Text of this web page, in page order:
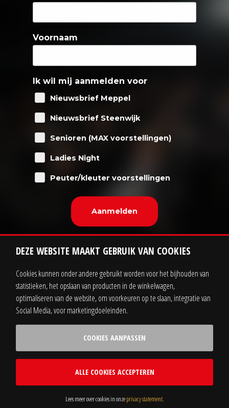
Voornaam
Ik wil mij aanmelden voor
Nieuwsbrief Meppel
Nieuwsbrief Steenwijk
Senioren (MAX voorstellingen)
Ladies Night
Peuter/kleuter voorstellingen
Contact Zakelijk
Voorwaarden
realisatie door Webba|cookie instellingen
DEZE WEBSITE MAAKT GEBRUIK VAN COOKIES
Cookies kunnen onder andere gebruikt worden voor het bijhouden van
statistieken, het opslaan van producten in de winkelwagen,
optimaliseren van de website, om voorkeuren op te slaan, integratie van
Social Media, voor marketingdoeleinden.
COOKIES AANPASSEN
ALLE COOKIES ACCEPTEREN
Lees meer over cookies in onzeprivacy statement.